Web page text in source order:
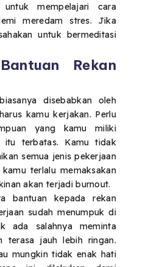
mempelajari cara
meredam stres. Jika
untuk bermeditasi
Rekan
disebabkan oleh
kamu kerjakan. Perlu
yang kamu miliki
itu terbatas. Kamu tidak
semua jenis pekerjaan
terlalu memaksakan
akan terjadi burnout.
bantuan kepada rekan
sudah menumpuk di
ada salahnya meminta
terasa jauh lebih ringan.
mungkin tidak enak hati